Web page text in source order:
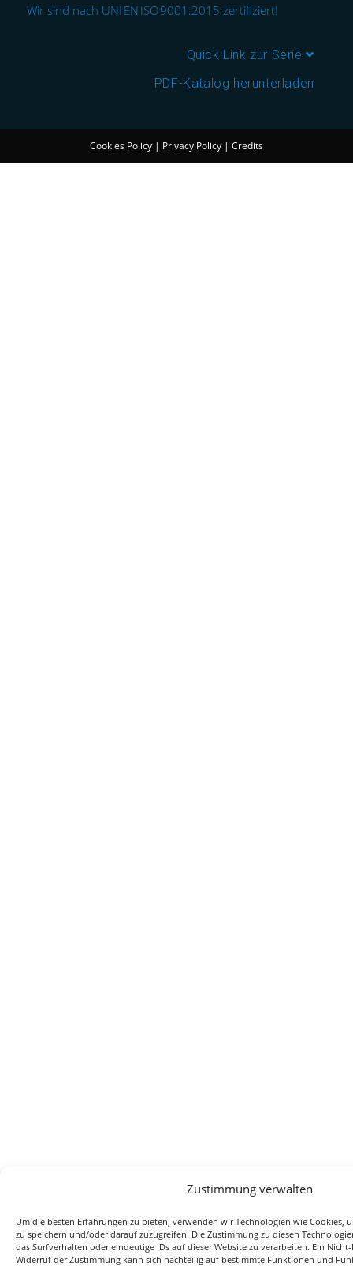
Zustimmung verwalten
Um die besten Erfahrungen zu bieten, verwenden wir Technologien wie Cookies,
zu speichern und/oder darauf zuzugreifen. Die Zustimmung zu diesen
das Surfverhalten oder eindeutige IDs auf dieser Website zu verarbeiten. Ein
Widerruf der Zustimmung kann sich nachteilig auf bestimmte Funktionen und
Wir sind nach UNI EN ISO 9001:2015 zertifiziert!
Quick Link zur Serie
PDF-Katalog herunterladen
Cookies Policy | Privacy Policy | Credits